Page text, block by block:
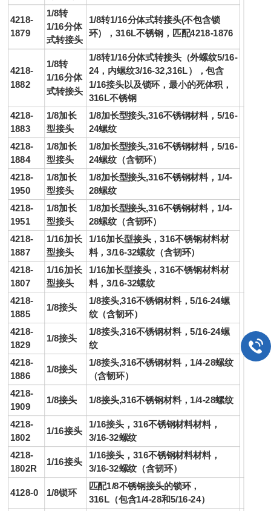
4218-
1879
1/8转
1/16分体
式转接头
1/8转1/16分体式转接头(不包含锁
环），316L不锈钢，匹配4218-1876
4218-
1882
1/8转
1/16分体
式转接头
1/8转1/16分体式转接头 （外螺纹5/16-
24，内螺纹3/16-32,316L），包含
1/16接头以及锁环，最小的死体积，
316L不锈钢
4218-
1883
1/8加长
型接头
1/8加长型接头,316不锈钢材料，5/16-
24螺纹
4218-
1884
1/8加长
型接头
1/8加长型接头,316不锈钢材料，5/16-
24螺纹（含韧环）
4218-
1950
1/8加长
型接头
1/8加长型接头,316不锈钢材料，1/4-
28螺纹
4218-
1951
1/8加长
型接头
1/8加长型接头,316不锈钢材料，1/4-
28螺纹（含韧环）
4218-
1887
1/16加长
型接头
1/16加长型接头，316不锈钢材料材
料，3/16-32螺纹（含韧环）
4218-
1807
1/16加长
型接头
1/16加长型接头，316不锈钢材料材
料，3/16-32螺纹
4218-
1885
1/8接头
1/8接头,316不锈钢材料，5/16-24螺
纹（含韧环）
4218-
1829
1/8接头
1/8接头,316不锈钢材料，5/16-24螺
纹
4218-
1886
1/8接头
1/8接头,316不锈钢材料，1/4-28螺纹
（含韧环）
4218-
1909
1/8接头 1/8接头,316不锈钢材料，1/4-28螺纹
4218-
1802
1/16接头
1/16接头 ，316不锈钢材料材料，
3/16-32螺纹
4218-
1802R
1/16接头
1/16接头 ，316不锈钢材料材料，
3/16-32螺纹（含韧环）
4128-0 1/8锁环
匹配1/8不锈钢接头的锁环，
316L（包含1/4-28和5/16-24）